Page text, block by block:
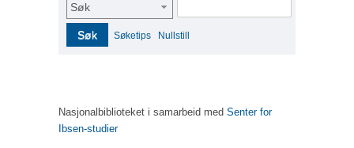
Søk
Søk Søketips Nullstill
Nasjonalbiblioteket i samarbeid med Senter for
Ibsen-studier